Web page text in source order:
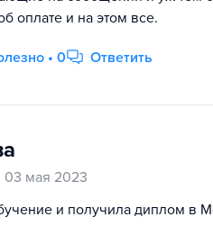
оплате и на этом все.
• 0 Ответить
03 мая 2023
и получила диплом в